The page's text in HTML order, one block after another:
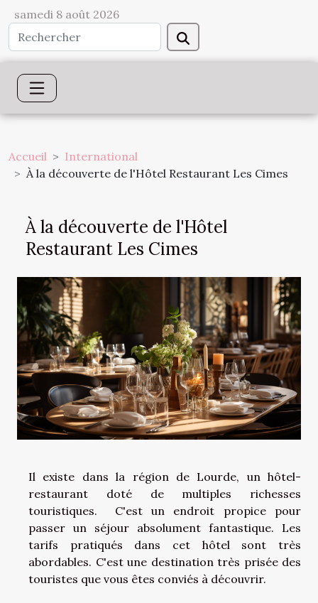
samedi 8 août 2026
Accueil
International
À la découverte de l'Hôtel Restaurant Les Cimes
À la découverte de l'Hôtel
Restaurant Les Cimes
Il existe dans la région de Lourde, un hôtel-
restaurant doté de multiples richesses
touristiques. C'est un endroit propice pour
passer un séjour absolument fantastique. Les
tarifs pratiqués dans cet hôtel sont très
abordables. C'est une destination très prisée des
touristes que vous êtes conviés à découvrir.